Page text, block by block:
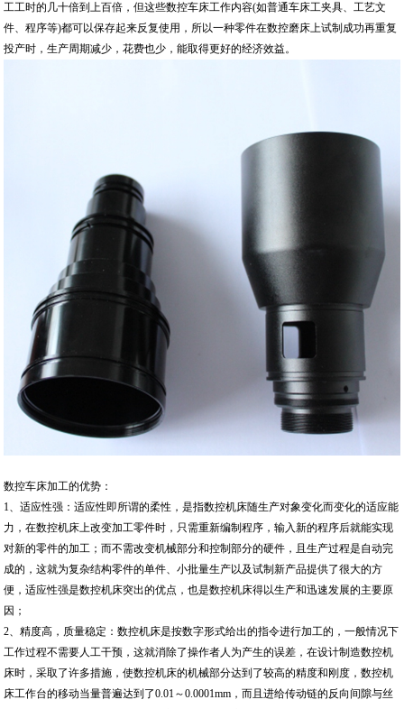
工工时的几十倍到上百倍，但这些数控车床工作内容(如普通车床工夹具、工艺文
件、程序等)都可以保存起来反复使用，所以一种零件在数控磨床上试制成功再重复
投产时，生产周期减少，花费也少，能取得更好的经济效益。
数控车床加工的优势：
1、适应性强：适应性即所谓的柔性，是指数控机床随生产对象变化而变化的适应能
力，在数控机床上改变加工零件时，只需重新编制程序，输入新的程序后就能实现
对新的零件的加工；而不需改变机械部分和控制部分的硬件，且生产过程是自动完
成的，这就为复杂结构零件的单件、小批量生产以及试制新产品提供了很大的方
便，适应性强是数控机床突出的优点，也是数控机床得以生产和迅速发展的主要原
因；
2、精度高，质量稳定：数控机床是按数字形式给出的指令进行加工的，一般情况下
工作过程不需要人工干预，这就消除了操作者人为产生的误差，在设计制造数控机
床时，采取了许多措施，使数控机床的机械部分达到了较高的精度和刚度，数控机
床工作台的移动当量普遍达到了0.01～0.0001mm，而且进给传动链的反向间隙与丝